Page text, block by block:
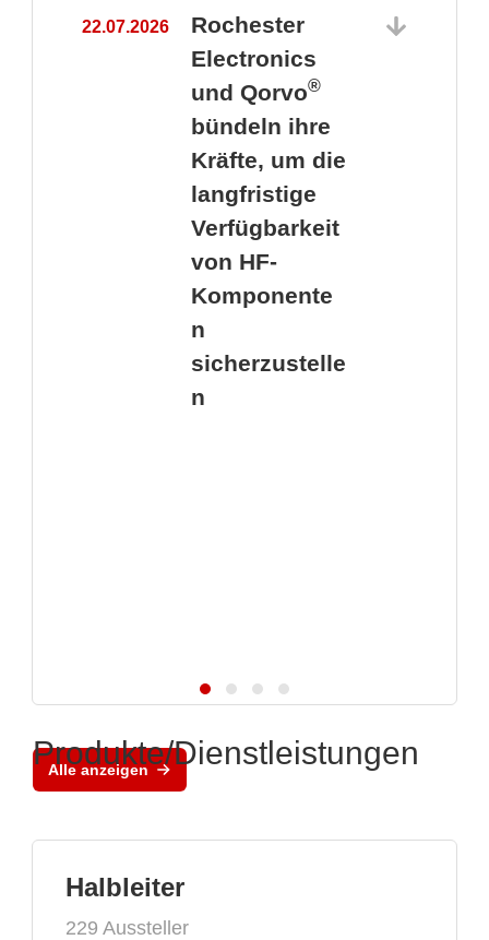
22.07.2026
Rochester
Electronics
und Qorvo®
bündeln ihre
Kräfte, um die
langfristige
Verfügbarkeit
von HF-
Komponente
n
sicherzustelle
n
Alle anzeigen
Produkte/Dienstleistungen
Halbleiter
229 Aussteller